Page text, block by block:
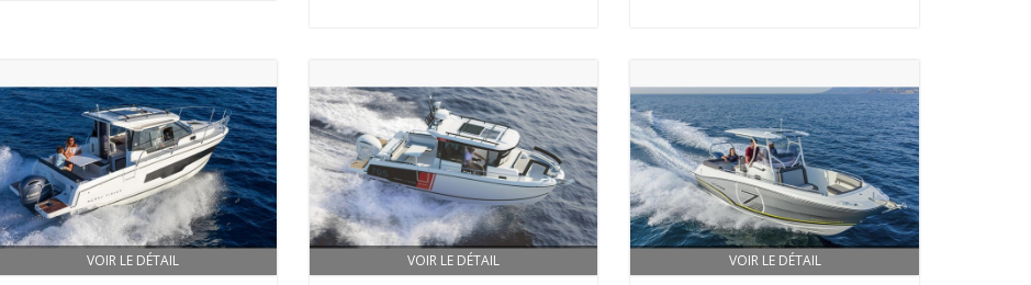
VOIR LE DÉTAIL VOIR LE DÉTAIL VOIR LE DÉTAIL